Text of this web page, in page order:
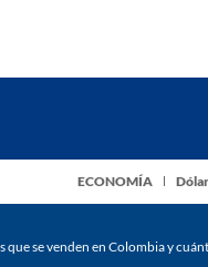
ECONOMÍA
que se venden en Colombia y